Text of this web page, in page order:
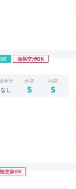
価格交渉OK
金歴
なし
外装
S
内装
S
交渉OK